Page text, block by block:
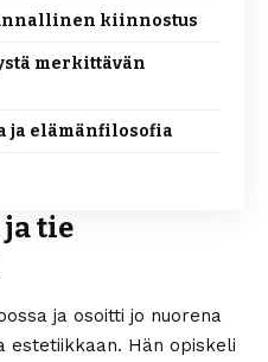
kiinnostus
merkittävän
ja elämänfilosofia
tie
ja osoitti jo nuorena
estetiikkaan. Hän opiskeli